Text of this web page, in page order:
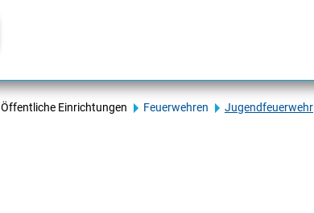
Öffentliche Einrichtungen Feuerwehren Jugendfeuerwehr